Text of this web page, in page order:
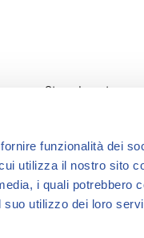
funzionalità dei
utilizza il nostro sito
i quali potrebbero
utilizzo dei loro
Store Locator